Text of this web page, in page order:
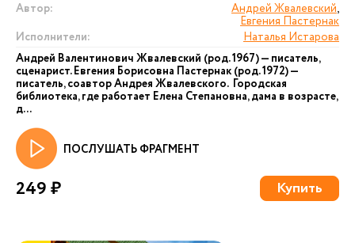
Автор: Андрей Жвалевский,
Евгения Пастернак
Исполнители:
Наталья Истарова
Андрей Валентинович Жвалевский (род. 1967) — писатель,
сценарист. Евгения Борисовна Пастернак (род. 1972) —
писатель, соавтор Андрея Жвалевского. Городская
библиотека, где работает Елена Степановна, дама в возрасте,
д...
ПОСЛУШАТЬ ФРАГМЕНТ
249 ₽ Купить